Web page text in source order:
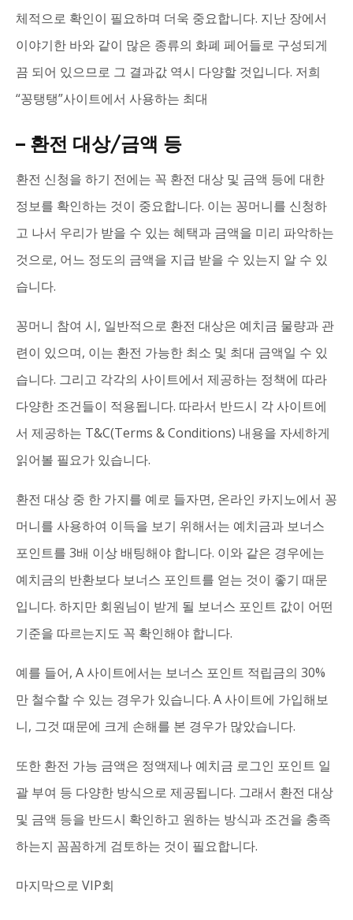
체적으로 확인이 필요하며 더욱 중요합니다. 지난 장에서
이야기한 바와 같이 많은 종류의 화폐 페어들로 구성되게
끔 되어 있으므로 그 결과값 역시 다양할 것입니다. 저희
“꽁탱탱”사이트에서 사용하는 최대
– 환전 대상/금액 등
환전 신청을 하기 전에는 꼭 환전 대상 및 금액 등에 대한
정보를 확인하는 것이 중요합니다. 이는 꽁머니를 신청하
고 나서 우리가 받을 수 있는 혜택과 금액을 미리 파악하는
것으로, 어느 정도의 금액을 지급 받을 수 있는지 알 수 있
습니다.
꽁머니 참여 시, 일반적으로 환전 대상은 예치금 물량과 관
련이 있으며, 이는 환전 가능한 최소 및 최대 금액일 수 있
습니다. 그리고 각각의 사이트에서 제공하는 정책에 따라
다양한 조건들이 적용됩니다. 따라서 반드시 각 사이트에
서 제공하는 T&C(Terms & Conditions) 내용을 자세하게
읽어볼 필요가 있습니다.
환전 대상 중 한 가지를 예로 들자면, 온라인 카지노에서 꽁
머니를 사용하여 이득을 보기 위해서는 예치금과 보너스
포인트를 3배 이상 배팅해야 합니다. 이와 같은 경우에는
예치금의 반환보다 보너스 포인트를 얻는 것이 좋기 때문
입니다. 하지만 회원님이 받게 될 보너스 포인트 값이 어떤
기준을 따르는지도 꼭 확인해야 합니다.
예를 들어, A 사이트에서는 보너스 포인트 적립금의 30%
만 철수할 수 있는 경우가 있습니다. A 사이트에 가입해보
니, 그것 때문에 크게 손해를 본 경우가 많았습니다.
또한 환전 가능 금액은 정액제나 예치금 로그인 포인트 일
괄 부여 등 다양한 방식으로 제공됩니다. 그래서 환전 대상
및 금액 등을 반드시 확인하고 원하는 방식과 조건을 충족
하는지 꼼꼼하게 검토하는 것이 필요합니다.
마지막으로 VIP회